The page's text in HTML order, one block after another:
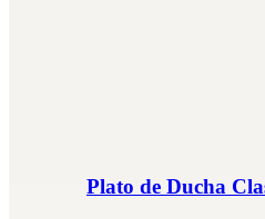
Plato de Ducha